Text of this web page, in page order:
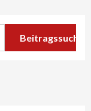
Beitragssuche